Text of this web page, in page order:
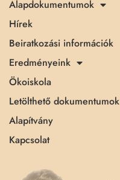
Alapdokumentumok
Hírek
Beiratkozási információk
Eredményeink
Ökoiskola
Letölthető dokumentumok
Alapítvány
Kapcsolat